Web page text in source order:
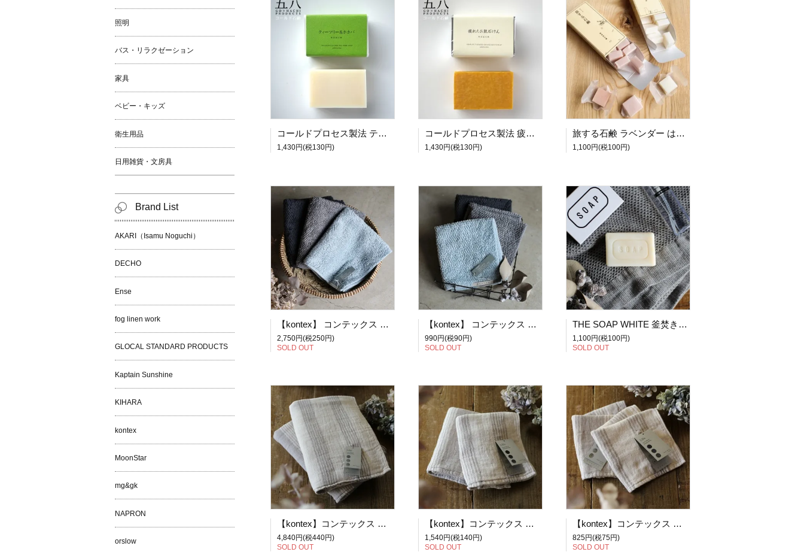
コールドプロセス製法 ティーツリー&ホホバ石鹸 無添加石鹸 5X8PRODUCTS 五八プロダクツ
1,430円(税130円)
コールドプロセス製法 疲れたお肌石鹸 無添加石鹸 5X8PRODUCTS 五八プロダクツ
1,430円(税130円)
旅する石鹸 ラベンダー はちみつ やぎミルク 神戸の酒 さくら こめぬか 五八PRODUCTS 【2点までネコポス可】
1,100円(税100円)
【kontex】 コンテックス 今治タオル DEKO デコMサイズ マルチタオル (ライトブルー、グレー、チャコールグレー)
2,750円(税250円)
SOLD OUT
【kontex】 コンテックス 今治タオル DEKO デコSサイズ ゲストタオル (ライトブルー、グレー、チャコールグレー) 【ネコポス可】
990円(税90円)
SOLD OUT
THE SOAP WHITE 釜焚き製法 石鹸 無添加石鹸 無香料 釜焚き枠練りせっけん 松山油脂株式会社
1,100円(税100円)
SOLD OUT
【kontex】コンテックス 今治タオル Lille リールL バスタオル (ベージュ、アイボリー)
4,840円(税440円)
SOLD OUT
【kontex】コンテックス 今治タオル Lille リールM フェイスタオル (ベージュ、アイボリー)
1,540円(税140円)
SOLD OUT
【kontex】コンテックス 今治タオル Lille リールS ゲストタオル (ベージュ、アイボリー)【ネコポス可】
825円(税75円)
SOLD OUT
照明
バス・リラクゼーション
家具
ベビー・キッズ
衛生用品
日用雑貨・文房具
Brand List
AKARI（Isamu Noguchi）
DECHO
Ense
fog linen work
GLOCAL STANDARD PRODUCTS
Kaptain Sunshine
KIHARA
kontex
MoonStar
mg&gk
NAPRON
orslow